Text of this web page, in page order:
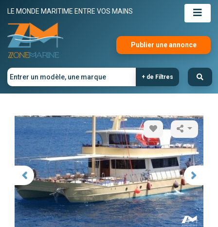
LE MONDE MARITIME ENTRE VOS MAINS
Publier une annonce
+ de Filtres